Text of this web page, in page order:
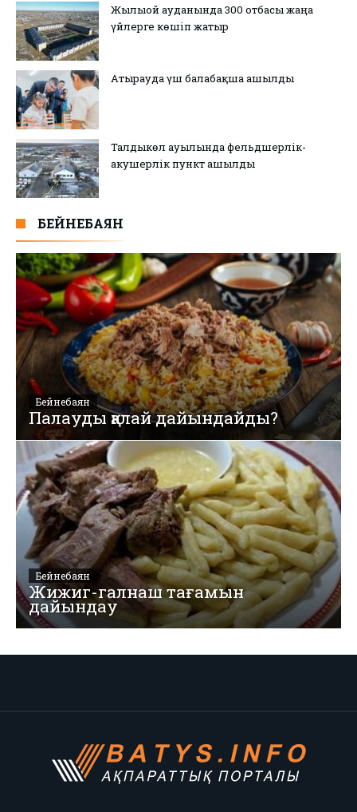
Жылыой ауданында 300 отбасы жаңа
үйлерге көшіп жатыр
Атырауда үш балабақша ашылды
Талдыкөл ауылында фельдшерлік-
акушерлік пункт ашылды
БЕЙНЕБАЯН
Бейнебаян
Палауды қалай дайындайды?
Бейнебаян
Жижиг-галнаш тағамын
дайындау